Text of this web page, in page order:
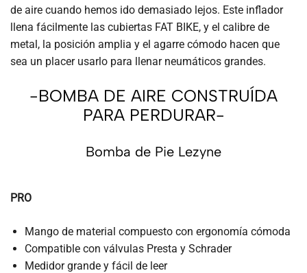
de aire cuando hemos ido demasiado lejos. Este inflador
llena fácilmente las cubiertas FAT BIKE, y el calibre de
metal, la posición amplia y el agarre cómodo hacen que
sea un placer usarlo para llenar neumáticos grandes.
-BOMBA DE AIRE CONSTRUÍDA
PARA PERDURAR-
Bomba de Pie Lezyne
PRO
Mango de material compuesto con ergonomía cómoda
Compatible con válvulas Presta y Schrader
Medidor grande y fácil de leer